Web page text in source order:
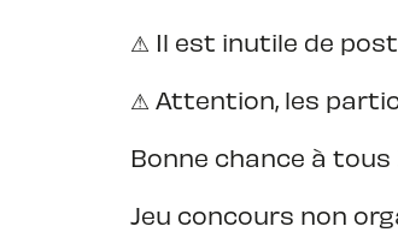
⚠ Il est inutile de
⚠ Attention, les
Bonne chance à tous
Jeu concours non